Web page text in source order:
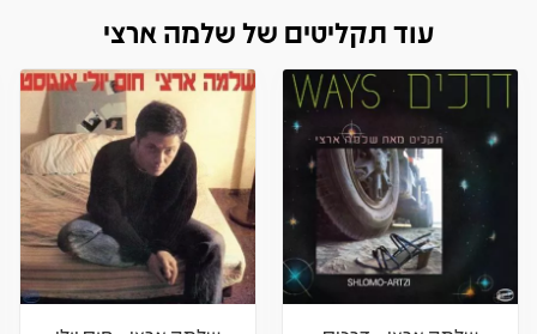
עוד תקליטים של שלמה ארצי